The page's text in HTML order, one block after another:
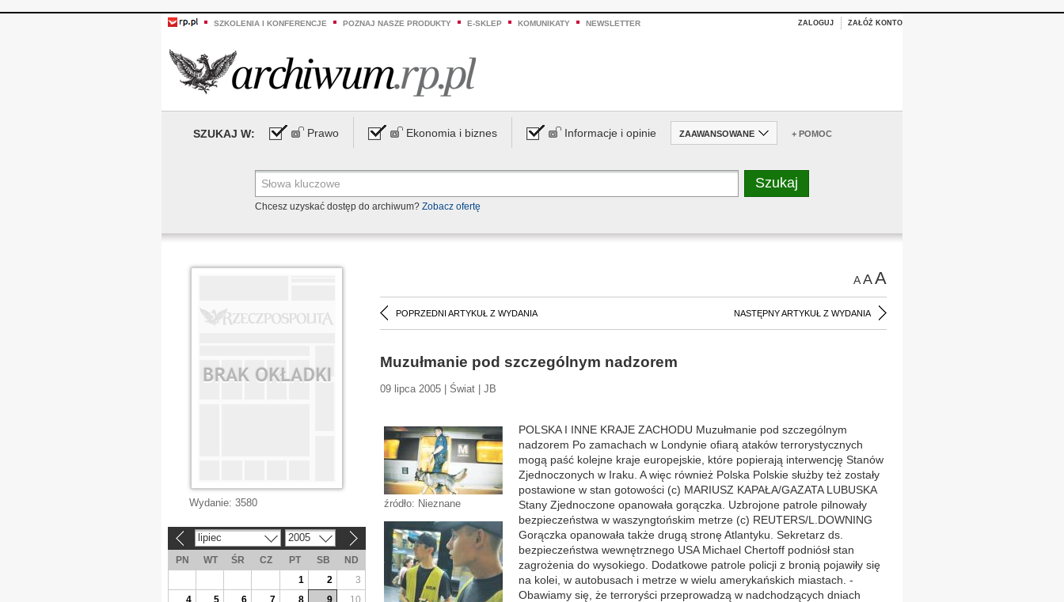
SZKOLENIA I KONFERENCJE POZNAJ NASZE PRODUKTY E-SKLEP KOMUNIKATY NEWSLETTER ZALOGUJ ZAŁÓŻ KONTO
SZUKAJ W: Prawo Ekonomia i biznes Informacje i opinie ZAAWANSOWANE + POMOC
Chcesz uzyskać dostęp do archiwum? Zobacz ofertę
AAA
POPRZEDNI ARTYKUŁ Z WYDANIA NASTĘPNY ARTYKUŁ Z WYDANIA
Muzułmanie pod szczególnym nadzorem
09 lipca 2005 | Świat | JB
źródło: Nieznane
POLSKA I INNE KRAJE ZACHODU Muzułmanie pod szczególnym
nadzorem Po zamachach w Londynie ofiarą ataków terrorystycznych
mogą paść kolejne kraje europejskie, które popierają interwencję Stanów
Zjednoczonych w Iraku. A więc również Polska Polskie służby też zostały
postawione w stan gotowości (c) MARIUSZ KAPAŁA/GAZATA LUBUSKA
Stany Zjednoczone opanowała gorączka. Uzbrojone patrole pilnowały
bezpieczeństwa w waszyngtońskim metrze (c) REUTERS/L.DOWNING
Gorączka opanowała także drugą stronę Atlantyku. Sekretarz ds.
bezpieczeństwa wewnętrznego USA Michael Chertoff podniósł stan
zagrożenia do wysokiego. Dodatkowe patrole policji z bronią pojawiły się
na kolei, w autobusach i metrze w wielu amerykańskich miastach. -
Obawiamy się, że terroryści przeprowadzą w nadchodzących dniach
Wydanie: 3580
lipiec 2005
PN WT ŚR CZ PT SB
ND
1
2
3
4
5 6 7 8 9
10